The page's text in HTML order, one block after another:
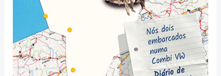
combi
VW.
Diário
de